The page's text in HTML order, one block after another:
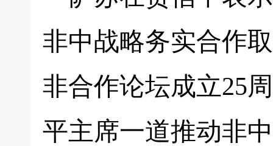
非中战略务实合作
非合作论坛成立25
平主席一道推动非